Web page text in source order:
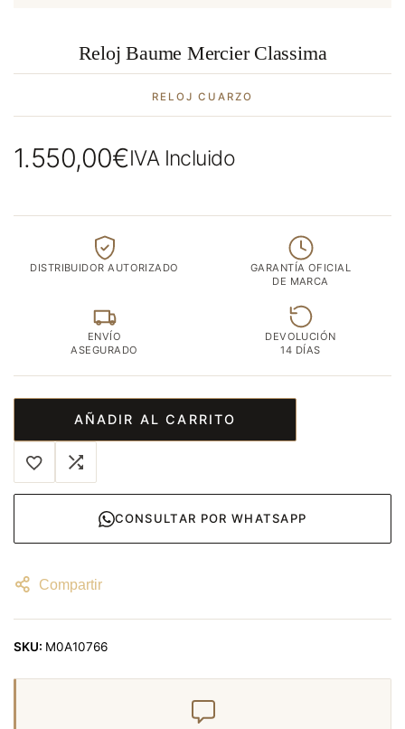
Reloj Baume Mercier Classima
RELOJ CUARZO
1.550,00€IVA Incluido
DISTRIBUIDOR AUTORIZADO
GARANTÍA OFICIAL
DE MARCA
ENVÍO
ASEGURADO
DEVOLUCIÓN
14 DÍAS
AÑADIR AL CARRITO
CONSULTAR POR WHATSAPP
Compartir
SKU: M0A10766